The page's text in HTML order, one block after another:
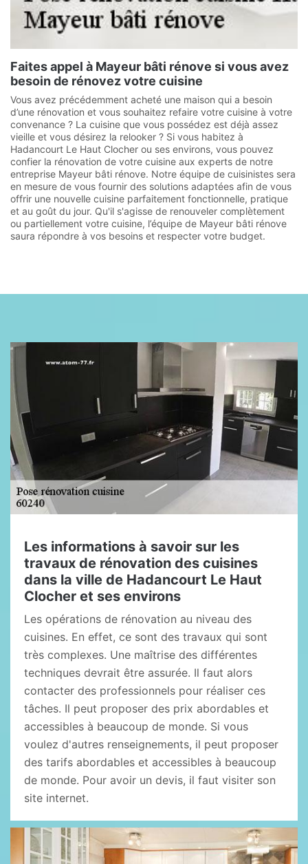
Faites appel à Mayeur bâti rénove si vous avez
besoin de rénovez votre cuisine
Vous avez précédemment acheté une maison qui a besoin
d’une rénovation et vous souhaitez refaire votre cuisine à votre
convenance ? La cuisine que vous possédez est déjà assez
vieille et vous désirez la relooker ? Si vous habitez à
Hadancourt Le Haut Clocher ou ses environs, vous pouvez
confier la rénovation de votre cuisine aux experts de notre
entreprise Mayeur bâti rénove. Notre équipe de cuisinistes sera
en mesure de vous fournir des solutions adaptées afin de vous
offrir une nouvelle cuisine parfaitement fonctionnelle, pratique
et au goût du jour. Qu'il s'agisse de renouveler complètement
ou partiellement votre cuisine, l’équipe de Mayeur bâti rénove
saura répondre à vos besoins et respecter votre budget.
Les informations à savoir sur les
travaux de rénovation des cuisines
dans la ville de Hadancourt Le Haut
Clocher et ses environs
Les opérations de rénovation au niveau des
cuisines. En effet, ce sont des travaux qui sont
très complexes. Une maîtrise des différentes
techniques devrait être assurée. Il faut alors
contacter des professionnels pour réaliser ces
tâches. Il peut proposer des prix abordables et
accessibles à beaucoup de monde. Si vous
voulez d'autres renseignements, il peut proposer
des tarifs abordables et accessibles à beaucoup
de monde. Pour avoir un devis, il faut visiter son
site internet.